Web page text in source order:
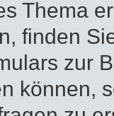
Thema
finden
zur
können,